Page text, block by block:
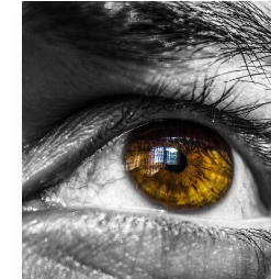
televizijos
reklamose:
išsamios
gydymo
procedūrų
ir
specialistų
konsultacijos
pacientams